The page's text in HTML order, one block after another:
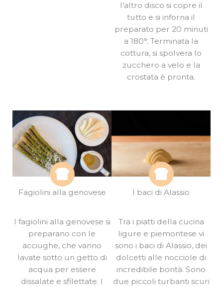
l’altro disco si copre il
tutto e si inforna il
preparato per 20 minuti
a 180°. Terminata la
cottura, si spolvera lo
zucchero a velo e la
crostata è pronta.
Fagiolini alla genovese
I fagiolini alla genovese si
preparano con le
acciughe, che vanno
lavate sotto un getto di
acqua per essere
dissalate e sfilettate. I
I baci di Alassio
Tra i piatti della cucina
ligure e piemontese vi
sono i baci di Alassio, dei
dolcetti alle nocciole di
incredibile bontà. Sono
due piccoli turbanti scuri